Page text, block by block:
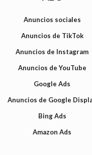
Anuncios sociales
Anuncios de TikTok
Anuncios de Instagram
Anuncios de YouTube
Google Ads
Anuncios de Google
Bing Ads
Amazon Ads